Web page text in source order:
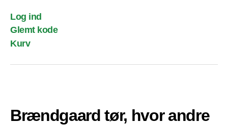
Log ind
Glemt kode
Kurv
Brændgaard tør, hvor andre